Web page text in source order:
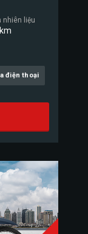
nhiên liệu
điện thoại